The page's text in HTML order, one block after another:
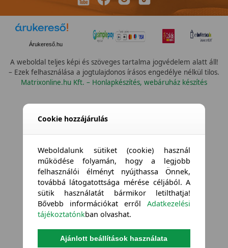
Árukereső.hu
A weboldal teljes képi és szöveges tartalma jogvédelem alatt áll!
– Ezek felhasználása a jogtulajdonos írásos engedélye nélkül tilos.
Matrixonline.hu Kft. – Honlapkészítés, webáruház készítés
Cookie hozzájárulás
Weboldalunk sütiket (cookie) használ
működése folyamán, hogy a legjobb
felhasználói élményt nyújthassa Önnek,
továbbá látogatottsága mérése céljából. A
sütik használatát bármikor letilthatja!
Bővebb információkat errőlAdatkezelési
tájékoztatónkban olvashat.
Ajánlott beállítások használata